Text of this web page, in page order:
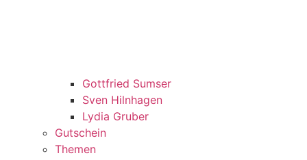
Gottfried Sumser
Sven Hilnhagen
Lydia Gruber
Gutschein
Themen